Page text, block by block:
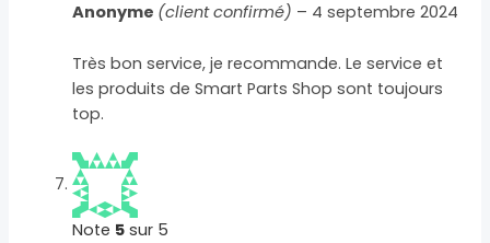
Anonyme (client confirmé) – 4 septembre 2024
Très bon service, je recommande. Le service et
les produits de Smart Parts Shop sont toujours
top.
Note 5 sur 5